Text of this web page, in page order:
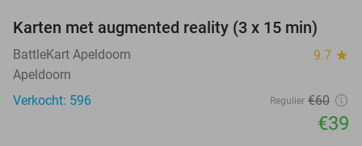
35%
Karten met augmented reality (3 x 15 min)
BattleKart Apeldoorn 9.7 star
Apeldoorn
Verkocht: 596
Regulier €60
€39